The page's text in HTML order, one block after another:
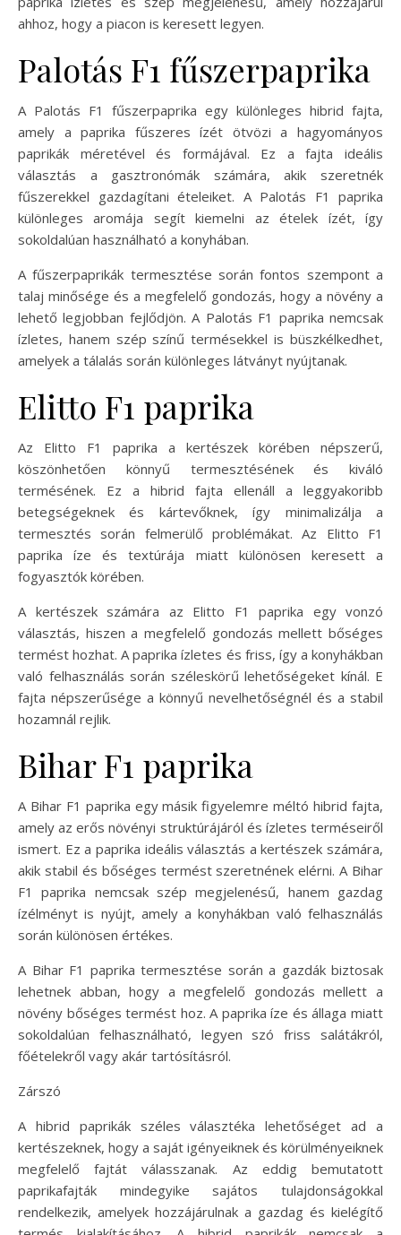
ahhoz, hogy a piacon is keresett legyen.
Palotás F1 fűszerpaprika
A Palotás F1 fűszerpaprika egy különleges hibrid fajta,
amely a paprika fűszeres ízét ötvözi a hagyományos
paprikák méretével és formájával. Ez a fajta ideális
választás a gasztronómák számára, akik szeretnék
fűszerekkel gazdagítani ételeiket. A Palotás F1 paprika
különleges aromája segít kiemelni az ételek ízét, így
sokoldalúan használható a konyhában.
A fűszerpaprikák termesztése során fontos szempont a
talaj minősége és a megfelelő gondozás, hogy a növény a
lehető legjobban fejlődjön. A Palotás F1 paprika nemcsak
ízletes, hanem szép színű termésekkel is büszkélkedhet,
amelyek a tálalás során különleges látványt nyújtanak.
Elitto F1 paprika
Az Elitto F1 paprika a kertészek körében népszerű,
köszönhetően könnyű termesztésének és kiváló
termésének. Ez a hibrid fajta ellenáll a leggyakoribb
betegségeknek és kártevőknek, így minimalizálja a
termesztés során felmerülő problémákat. Az Elitto F1
paprika íze és textúrája miatt különösen keresett a
fogyasztók körében.
A kertészek számára az Elitto F1 paprika egy vonzó
választás, hiszen a megfelelő gondozás mellett bőséges
termést hozhat. A paprika ízletes és friss, így a konyhákban
való felhasználás során széleskörű lehetőségeket kínál. E
fajta népszerűsége a könnyű nevelhetőségnél és a stabil
hozamnál rejlik.
Bihar F1 paprika
A Bihar F1 paprika egy másik figyelemre méltó hibrid fajta,
amely az erős növényi struktúrájáról és ízletes terméseiről
ismert. Ez a paprika ideális választás a kertészek számára,
akik stabil és bőséges termést szeretnének elérni. A Bihar
F1 paprika nemcsak szép megjelenésű, hanem gazdag
ízélményt is nyújt, amely a konyhákban való felhasználás
során különösen értékes.
A Bihar F1 paprika termesztése során a gazdák biztosak
lehetnek abban, hogy a megfelelő gondozás mellett a
növény bőséges termést hoz. A paprika íze és állaga miatt
sokoldalúan felhasználható, legyen szó friss salátákról,
főételekről vagy akár tartósításról.
Zárszó
A hibrid paprikák széles választéka lehetőséget ad a
kertészeknek, hogy a saját igényeiknek és körülményeiknek
megfelelő fajtát válasszanak. Az eddig bemutatott
paprikafajták mindegyike sajátos tulajdonságokkal
rendelkezik, amelyek hozzájárulnak a gazdag és kielégítő